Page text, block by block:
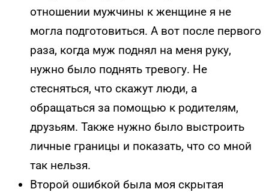
отношении мужчины к женщине я не
могла подготовиться. А вот после первого
раза, когда муж поднял на меня руку,
нужно было поднять тревогу. Не
стесняться, что скажут люди, а
обращаться за помощью к родителям,
друзьям. Также нужно было выстроить
личные границы и показать, что со мной
так нельзя.
Второй ошибкой была моя скрытая